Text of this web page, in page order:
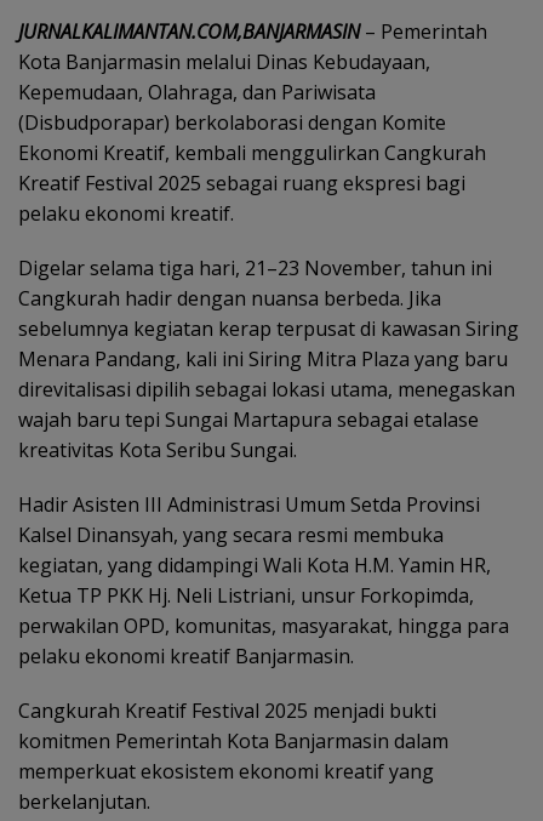
JURNALKALIMANTAN.COM,BANJARMASIN– Pemerintah
Kota Banjarmasin melalui Dinas Kebudayaan,
Kepemudaan, Olahraga, dan Pariwisata
(Disbudporapar) berkolaborasi dengan Komite
Ekonomi Kreatif, kembali menggulirkan Cangkurah
Kreatif Festival 2025 sebagai ruang ekspresi bagi
pelaku ekonomi kreatif.
Digelar selama tiga hari, 21–23 November, tahun ini
Cangkurah hadir dengan nuansa berbeda. Jika
sebelumnya kegiatan kerap terpusat di kawasan Siring
Menara Pandang, kali ini Siring Mitra Plaza yang baru
direvitalisasi dipilih sebagai lokasi utama, menegaskan
wajah baru tepi Sungai Martapura sebagai etalase
kreativitas Kota Seribu Sungai.
Hadir Asisten III Administrasi Umum Setda Provinsi
Kalsel Dinansyah, yang secara resmi membuka
kegiatan, yang didampingi Wali Kota H.M. Yamin HR,
Ketua TP PKK Hj. Neli Listriani, unsur Forkopimda,
perwakilan OPD, komunitas, masyarakat, hingga para
pelaku ekonomi kreatif Banjarmasin.
Cangkurah Kreatif Festival 2025 menjadi bukti
komitmen Pemerintah Kota Banjarmasin dalam
memperkuat ekosistem ekonomi kreatif yang
berkelanjutan.